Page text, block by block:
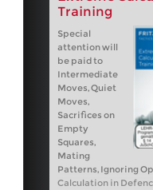
Training
Special
attention will
be paid to
Intermediate
Moves, Quiet
Moves,
Sacrifices on
Empty
Squares,
Mating
Patterns, Ignoring
Calculation in